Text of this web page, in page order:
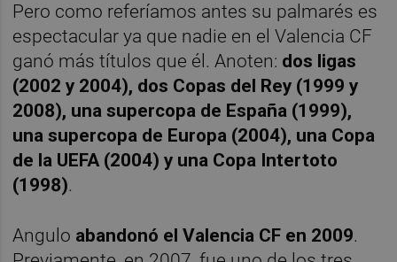
Pero como referíamos antes su palmarés es
espectacular ya que nadie en el Valencia CF
ganó más títulos que él. Anoten: dos ligas
(2002 y 2004), dos Copas del Rey (1999 y
2008), una supercopa de España (1999),
una supercopa de Europa (2004), una Copa
de la UEFA (2004) y una Copa Intertoto
(1998).
Angulo abandonó el Valencia CF en 2009.